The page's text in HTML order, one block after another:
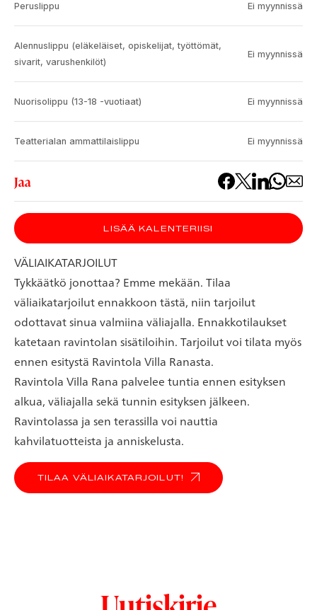
Peruslippu Ei myynnissä
Alennuslippu (eläkeläiset, opiskelijat, työttömät,
sivarit, varushenkilöt)
Ei myynnissä
Nuorisolippu (13-18 -vuotiaat) Ei myynnissä
Teatterialan ammattilaislippu Ei myynnissä
Jaa
LISÄÄ KALENTERIISI
VÄLIAIKATARJOILUT
Tykkäätkö jonottaa? Emme mekään. Tilaa
väliaikatarjoilut ennakkoon tästä, niin tarjoilut
odottavat sinua valmiina väliajalla. Ennakkotilaukset
katetaan ravintolan sisätiloihin. Tarjoilut voi tilata myös
ennen esitystä Ravintola Villa Ranasta.
Ravintola Villa Rana palvelee tuntia ennen esityksen
alkua, väliajalla sekä tunnin esityksen jälkeen.
Ravintolassa ja sen terassilla voi nauttia
kahvilatuotteista ja anniskelusta.
TILAA VÄLIAIKATARJOILUT!